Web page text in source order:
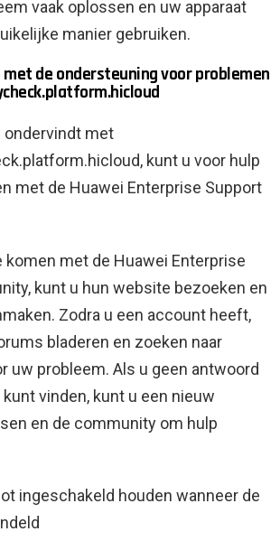
vaak oplossen en uw apparaat
manier gebruiken.
met de ondersteuning voor problemen
ondervindt met
kunt u voor hulp
met de Huawei Enterprise Support
komen met de Huawei Enterprise
kunt u hun website bezoeken en
Zodra u een account heeft,
bladeren en zoeken naar
uw probleem. Als u geen antwoord
vinden, kunt u een nieuw
en de community om hulp
ingeschakeld houden wanneer de